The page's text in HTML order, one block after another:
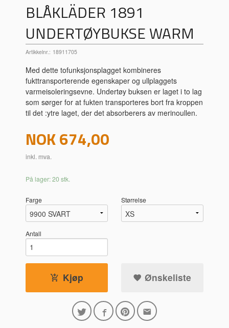
BLÅKLÄDER 1891
UNDERTØYBUKSE WARM
Artikkelnr.: 18911705
Med dette tofunksjonsplagget kombineres
fukttransporterende egenskaper og ullplaggets
varmeisoleringsevne. Undertøy buksen er laget i to lag
som sørger for at fukten transporteres bort fra kroppen
til det :ytre laget, der det absorberers av merinoullen.
Pris
NOK674,00
inkl. mva.
På lager: 20 stk.
Farge Størrelse
Antall
Kjøp Ønskeliste